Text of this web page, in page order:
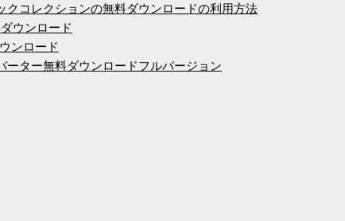
クコレクションの無料ダウンロードの利用方法
ウンロード
ンロード
ーター無料ダウンロードフルバージョン